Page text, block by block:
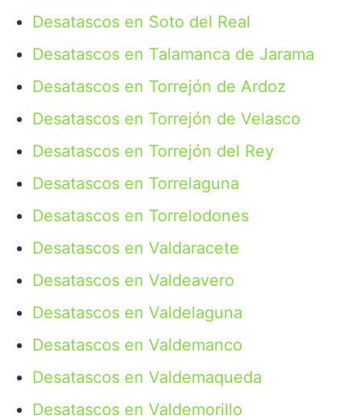
Desatascos en Soto del Real
Desatascos en Talamanca de Jarama
Desatascos en Torrejón de Ardoz
Desatascos en Torrejón de Velasco
Desatascos en Torrejón del Rey
Desatascos en Torrelaguna
Desatascos en Torrelodones
Desatascos en Valdaracete
Desatascos en Valdeavero
Desatascos en Valdelaguna
Desatascos en Valdemanco
Desatascos en Valdemaqueda
Desatascos en Valdemorillo